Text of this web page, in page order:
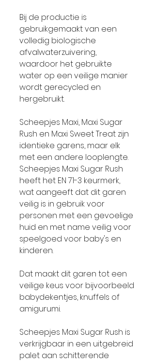
Bij de productie is
gebruikgemaakt van een
volledig biologische
afvalwaterzuivering,
waardoor het gebruikte
water op een veilige manier
wordt gerecycled en
hergebruikt.
Scheepjes Maxi, Maxi Sugar
Rush en Maxi Sweet Treat zijn
identieke garens, maar elk
met een andere looplengte.
Scheepjes Maxi Sugar Rush
heeft het EN 71-3 keurmerk,
wat aangeeft dat dit garen
veilig is in gebruik voor
personen met een gevoelige
huid en met name veilig voor
speelgoed voor baby's en
kinderen.
Dat maakt dit garen tot een
veilige keus voor bijvoorbeeld
babydekentjes, knuffels of
amigurumi.
Scheepjes Maxi Sugar Rush is
verkrijgbaar in een uitgebreid
palet aan schitterende